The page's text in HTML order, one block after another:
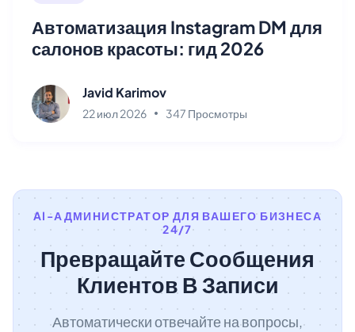
Автоматизация Instagram DM для
салонов красоты: гид 2026
Javid Karimov
22 июл 2026 347 Просмотры
AI-АДМИНИСТРАТОР ДЛЯ ВАШЕГО БИЗНЕСА
24/7
Превращайте Сообщения
Клиентов В Записи
Автоматически отвечайте на вопросы,